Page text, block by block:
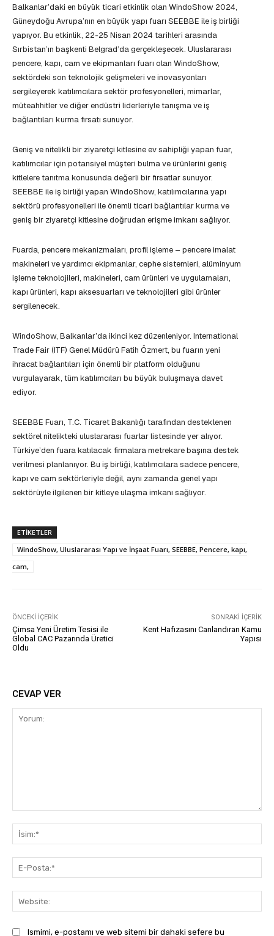
Balkanlar’daki en büyük ticari etkinlik olan WindoShow 2024,
Güneydoğu Avrupa’nın en büyük yapı fuarı SEEBBE ile iş birliği
yapıyor. Bu etkinlik, 22-25 Nisan 2024 tarihleri arasında
Sırbistan’ın başkenti Belgrad’da gerçekleşecek. Uluslararası
pencere, kapı, cam ve ekipmanları fuarı olan WindoShow,
sektördeki son teknolojik gelişmeleri ve inovasyonları
sergileyerek katılımcılara sektör profesyonelleri, mimarlar,
müteahhitler ve diğer endüstri liderleriyle tanışma ve iş
bağlantıları kurma fırsatı sunuyor.
Geniş ve nitelikli bir ziyaretçi kitlesine ev sahipliği yapan fuar,
katılımcılar için potansiyel müşteri bulma ve ürünlerini geniş
kitlelere tanıtma konusunda değerli bir fırsatlar sunuyor.
SEEBBE ile iş birliği yapan WindoShow, katılımcılarına yapı
sektörü profesyonelleri ile önemli ticari bağlantılar kurma ve
geniş bir ziyaretçi kitlesine doğrudan erişme imkanı sağlıyor.
Fuarda, pencere mekanizmaları, profil işleme – pencere imalat
makineleri ve yardımcı ekipmanlar, cephe sistemleri, alüminyum
işleme teknolojileri, makineleri, cam ürünleri ve uygulamaları,
kapı ürünleri, kapı aksesuarları ve teknolojileri gibi ürünler
sergilenecek.
WindoShow, Balkanlar’da ikinci kez düzenleniyor. International
Trade Fair (ITF) Genel Müdürü Fatih Özmert, bu fuarın yeni
ihracat bağlantıları için önemli bir platform olduğunu
vurgulayarak, tüm katılımcıları bu büyük buluşmaya davet
ediyor.
SEEBBE Fuarı, T.C. Ticaret Bakanlığı tarafından desteklenen
sektörel nitelikteki uluslararası fuarlar listesinde yer alıyor.
Türkiye’den fuara katılacak firmalara metrekare başına destek
verilmesi planlanıyor. Bu iş birliği, katılımcılara sadece pencere,
kapı ve cam sektörleriyle değil, aynı zamanda genel yapı
sektörüyle ilgilenen bir kitleye ulaşma imkanı sağlıyor.
ETIKETLER
WindoShow, Uluslararası Yapı ve İnşaat Fuarı, SEEBBE, Pencere, kapı,
cam,
ÖNCEKI İÇERIK
Çimsa Yeni Üretim Tesisi ile
Global CAC Pazarında Üretici
Oldu
SONRAKI İÇERIK
Kent Hafızasını Canlandıran Kamu
Yapısı
CEVAP VER
Ismimi, e-postamı ve web sitemi bir dahaki sefere bu